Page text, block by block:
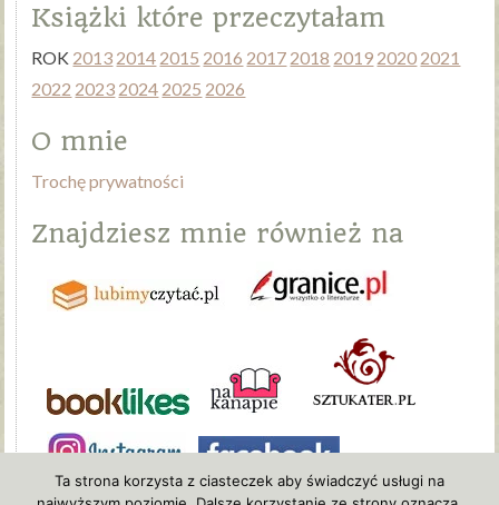
Książki które przeczytałam
ROK 2013 2014 2015 2016 2017 2018 2019 2020 2021
2022 2023 2024 2025 2026
O mnie
Trochę prywatności
Znajdziesz mnie również na
Ta strona korzysta z ciasteczek aby świadczyć usługi na